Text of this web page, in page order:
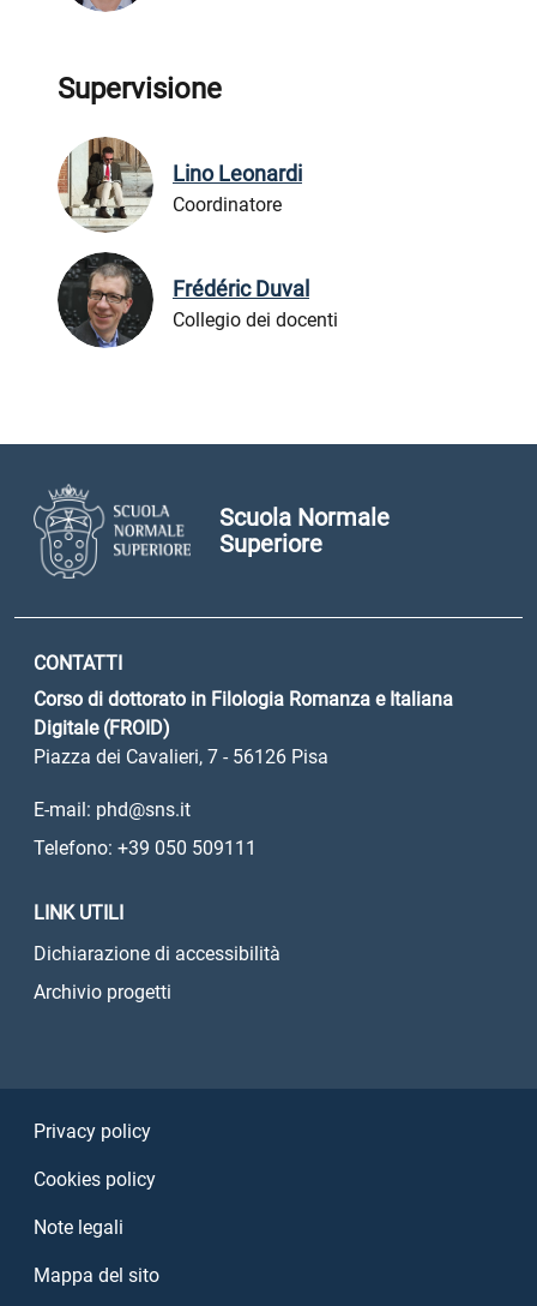
Supervisione
Lino Leonardi
Coordinatore
Frédéric Duval
Collegio dei docenti
Scuola Normale
Superiore
CONTATTI
Corso di dottorato in Filologia Romanza e Italiana
Digitale (FROID)
Piazza dei Cavalieri, 7 - 56126 Pisa
E-mail: phd@sns.it
Telefono: +39 050 509111
LINK UTILI
Dichiarazione di accessibilità
Archivio progetti
Privacy policy
Cookies policy
Note legali
Mappa del sito